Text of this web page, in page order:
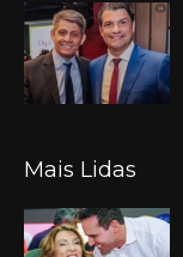
Mais Lidas